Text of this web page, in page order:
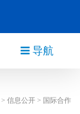
导航
> 信息公开 > 国际合作